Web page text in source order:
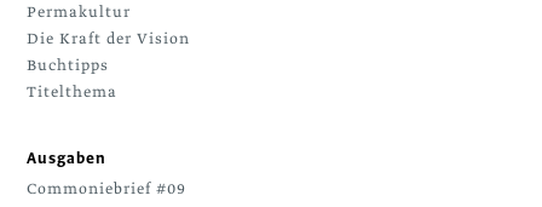
Permakultur
Die Kraft der Vision
Buchtipps
Titelthema
Ausgaben
Commoniebrief #09